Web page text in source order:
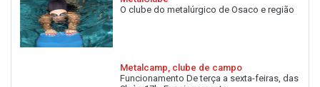
O clube do metalúrgico de Osaco e região
Metalcamp, clube de campo
Funcionamento De terça a sexta-feiras, das